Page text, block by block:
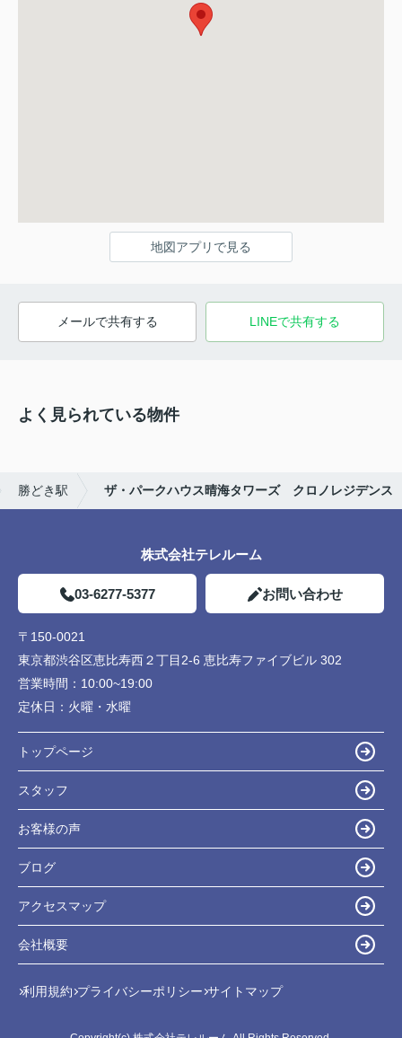
地図アプリで見る
メールで共有する LINEで共有する
よく見られている物件
勝どき駅 ザ・パークハウス晴海タワーズ クロノレジデンス
株式会社テレルーム
03-6277-5377 お問い合わせ
〒150-0021
東京都渋谷区恵比寿西２丁目2-6 恵比寿ファイブビル 302
営業時間： 10:00~19:00
定休日： 火曜・水曜
トップページ
スタッフ
お客様の声
ブログ
アクセスマップ
会社概要
利用規約 プライバシーポリシー サイトマップ